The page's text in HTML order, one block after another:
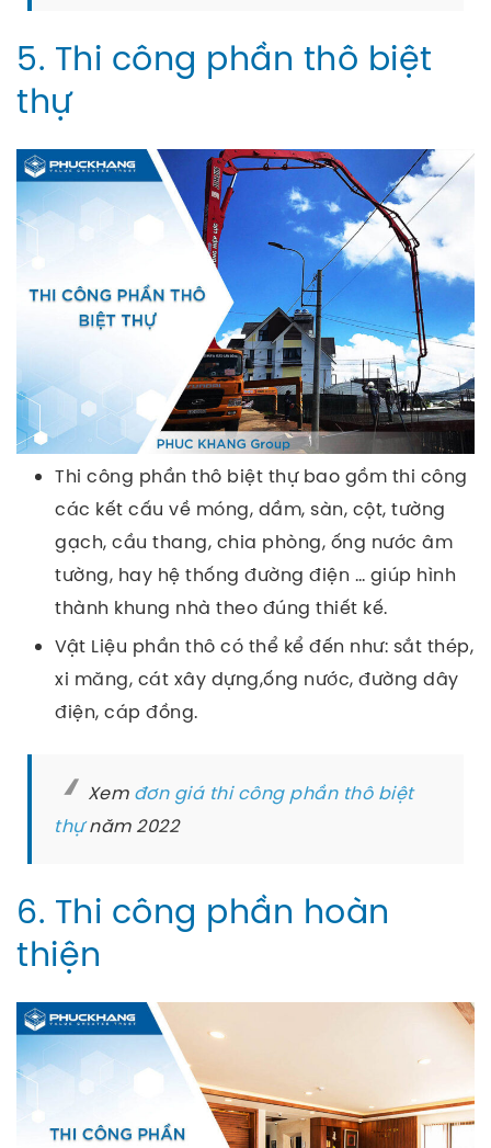
5. Thi công phần thô biệt
thự
Thi công phần thô biệt thự bao gồm thi công
các kết cấu về móng, dầm, sàn, cột, tường
gạch, cầu thang, chia phòng, ống nước âm
tường, hay hệ thống đường điện … giúp hình
thành khung nhà theo đúng thiết kế.
Vật Liệu phần thô có thể kể đến như: sắt thép,
xi măng, cát xây dựng,ống nước, đường dây
điện, cáp đồng.
Xem đơn giá thi công phần thô biệt
thựnăm 2022
6. Thi công phần hoàn
thiện